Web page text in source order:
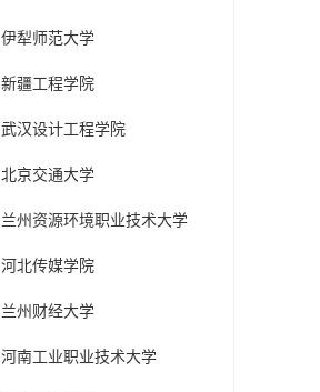
伊犁师范大学
新疆工程学院
武汉设计工程学院
北京交通大学
兰州资源环境职业技术大学
河北传媒学院
兰州财经大学
河南工业职业技术大学